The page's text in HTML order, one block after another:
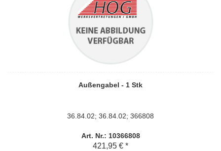
Außengabel - 1 Stk
36.84.02; 36.84.02; 366808
Art. Nr.: 10366808
421,95 € *